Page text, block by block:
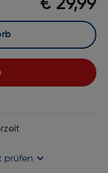
€ 29,99
prüfen